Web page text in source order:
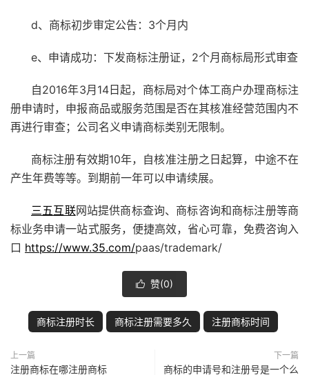
d、商标初步审定公告：3个月内
e、申请成功：下发商标注册证，2个月商标局形式审查
自2016年3月14日起，商标局对个体工商户办理商标注
册申请时，申报商品或服务范围是否在其核准经营范围内不
再进行审查；公司名义申请商标类别无限制。
商标注册有效期10年，自核准注册之日起算，中途不在
产生年费等等。到期前一年可以申请续展。
三五互联网站提供商标查询、商标咨询和商标注册等商
标业务申请一站式服务，便捷高效，省心可靠，免费咨询入
口 https://www.35.com/paas/trademark/
 赞(0)
商标注册时长 商标注册需要多久 注册商标时间
上一篇
注册商标在哪注册商标
下一篇
商标的申请号和注册号是一个么